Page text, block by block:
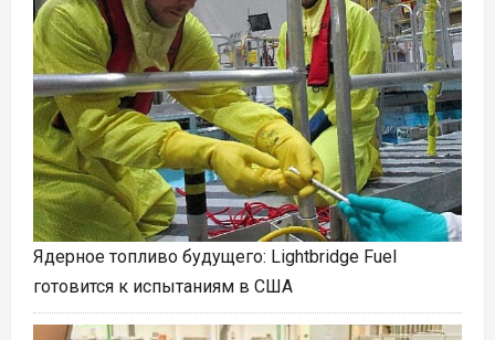
Ядерное топливо будущего: Lightbridge Fuel
готовится к испытаниям в США